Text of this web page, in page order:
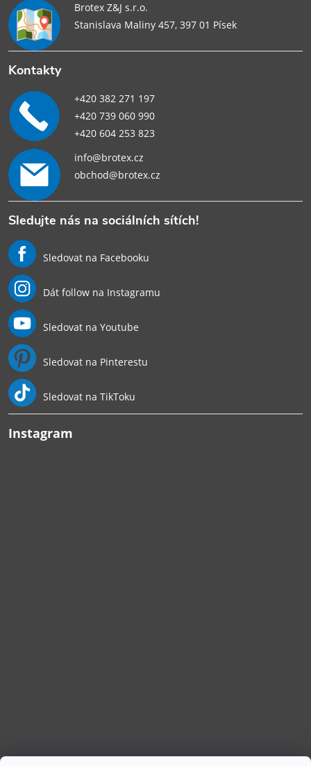
Brotex Z&J s.r.o.
Stanislava Maliny 457, 397 01 Písek
Kontakty
+420 382 271 197
+420 739 060 990
+420 604 253 823
info@brotex.cz
obchod@brotex.cz
Sledujte nás na sociálních sítích!
Sledovat na Facebooku
Dát follow na Instagramu
Sledovat na Youtube
Sledovat na Pinterestu
Sledovat na TikToku
Instagram